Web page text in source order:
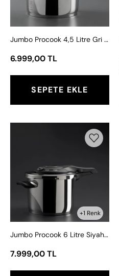
Çelik
Düdüklü
Jumbo Procook 4,5 Litre Gri Paslanmaz Çelik Düdüklü Tencere
6.999,00 TL
SEPETE EKLE
+1 Renk
Procook
Litre
Siyah
Açık
Paslanmaz
Düdüklü
Jumbo Procook 6 Litre Siyah Açık Gri Paslanmaz Çelik Düdüklü Tencere
7.999,00 TL